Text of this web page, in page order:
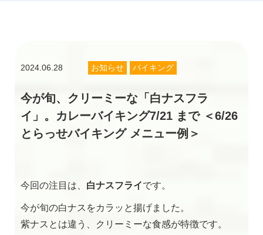
アクセス
2024.06.28 お知らせ バイキング
今が旬、クリーミーな「白ナスフラ
イ」。カレーバイキング7/21 まで ＜6/26
とらっせバイキング メニュー例＞
今回の注目は、 白ナスフライです。
今が旬の白ナスをカラッと揚げました。
紫ナスとは違う、クリーミーな食感が特徴です。